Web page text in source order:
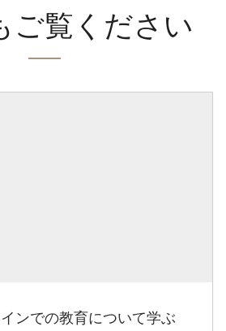
ご覧ください
ンでの教育について学ぶ